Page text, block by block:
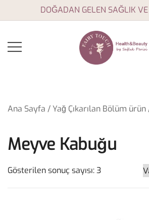
to
DOĞADAN GELEN SAĞLIK
Ana Sayfa / Yağ Çıkarılan Bölüm
Meyve Kabuğu
Gösterilen sonuç sayısı: 3